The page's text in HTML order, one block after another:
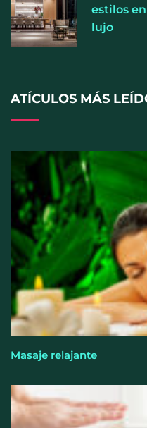
España
Los ópticos-
eclipse solar sin
irreversibles en la visión
estilos
lujo
ATÍCULOS MÁS
Masaje relajante